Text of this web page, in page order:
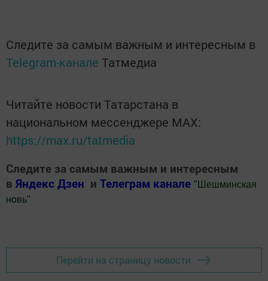
Следите за самым важным и интересным в
Telegram-канале Татмедиа
Читайте новости Татарстана в
национальном мессенджере MАХ:
https://max.ru/tatmedia
Следите за самым важным и интересным
в Яндекс Дзен и Телеграм канале " Шешминская
новь"
Перейти на страницу новости